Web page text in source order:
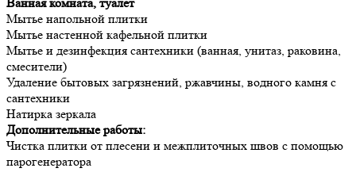
Ванная комната, туалет
Мытье напольной плитки
Мытье настенной кафельной плитки
Мытье и дезинфекция сантехники (ванная, унитаз, раковина,
смесители)
Удаление бытовых загрязнений, ржавчины, водного камня с
сантехники
Натирка зеркала
Дополнительные работы:
Чистка плитки от плесени и межплиточных швов с помощью
парогенератора